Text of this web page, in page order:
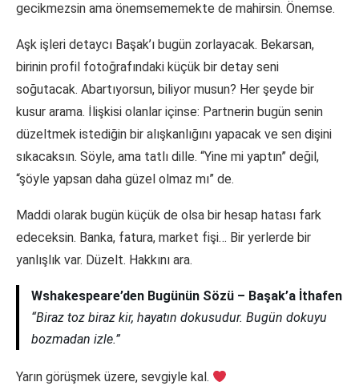
gecikmezsin ama önemsememekte de mahirsin. Önemse.
Aşk işleri detaycı Başak’ı bugün zorlayacak. Bekarsan,
birinin profil fotoğrafındaki küçük bir detay seni
soğutacak. Abartıyorsun, biliyor musun? Her şeyde bir
kusur arama. İlişkisi olanlar içinse: Partnerin bugün senin
düzeltmek istediğin bir alışkanlığını yapacak ve sen dişini
sıkacaksın. Söyle, ama tatlı dille. “Yine mi yaptın” değil,
“şöyle yapsan daha güzel olmaz mı” de.
Maddi olarak bugün küçük de olsa bir hesap hatası fark
edeceksin. Banka, fatura, market fişi… Bir yerlerde bir
yanlışlık var. Düzelt. Hakkını ara.
Wshakespeare’den Bugünün Sözü – Başak’a İthafen
“Biraz toz biraz kir, hayatın dokusudur. Bugün dokuyu
bozmadan izle.”
Yarın görüşmek üzere, sevgiyle kal.